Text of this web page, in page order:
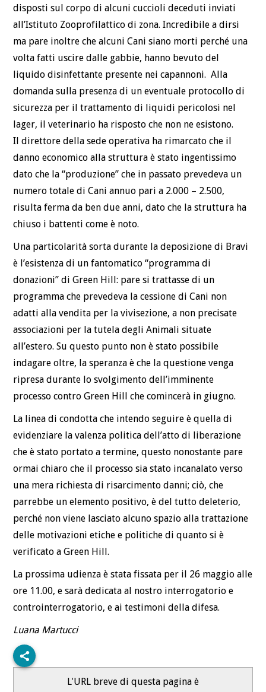
disposti sul corpo di alcuni cuccioli deceduti inviati
all’Istituto Zooprofilattico di zona. Incredibile a dirsi
ma pare inoltre che alcuni Cani siano morti perché una
volta fatti uscire dalle gabbie, hanno bevuto del
liquido disinfettante presente nei capannoni. Alla
domanda sulla presenza di un eventuale protocollo di
sicurezza per il trattamento di liquidi pericolosi nel
lager, il veterinario ha risposto che non ne esistono.
Il direttore della sede operativa ha rimarcato che il
danno economico alla struttura è stato ingentissimo
dato che la “produzione” che in passato prevedeva un
numero totale di Cani annuo pari a 2.000 – 2.500,
risulta ferma da ben due anni, dato che la struttura ha
chiuso i battenti come è noto.
Una particolarità sorta durante la deposizione di Bravi
è l’esistenza di un fantomatico “programma di
donazioni” di Green Hill: pare si trattasse di un
programma che prevedeva la cessione di Cani non
adatti alla vendita per la vivisezione, a non precisate
associazioni per la tutela degli Animali situate
all’estero. Su questo punto non è stato possibile
indagare oltre, la speranza è che la questione venga
ripresa durante lo svolgimento dell’imminente
processo contro Green Hill che comincerà in giugno.
La linea di condotta che intendo seguire è quella di
evidenziare la valenza politica dell’atto di liberazione
che è stato portato a termine, questo nonostante pare
ormai chiaro che il processo sia stato incanalato verso
una mera richiesta di risarcimento danni; ciò, che
parrebbe un elemento positivo, è del tutto deleterio,
perché non viene lasciato alcuno spazio alla trattazione
delle motivazioni etiche e politiche di quanto si è
verificato a Green Hill.
La prossima udienza è stata fissata per il 26 maggio alle
ore 11.00, e sarà dedicata al nostro interrogatorio e
controinterrogatorio, e ai testimoni della difesa.
Luana Martucci
L'URL breve di questa pagina è